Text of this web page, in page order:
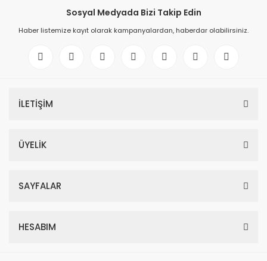
Sosyal Medyada Bizi Takip Edin
Haber listemize kayıt olarak kampanyalardan, haberdar olabilirsiniz.
İLETİŞİM
ÜYELİK
SAYFALAR
HESABIM